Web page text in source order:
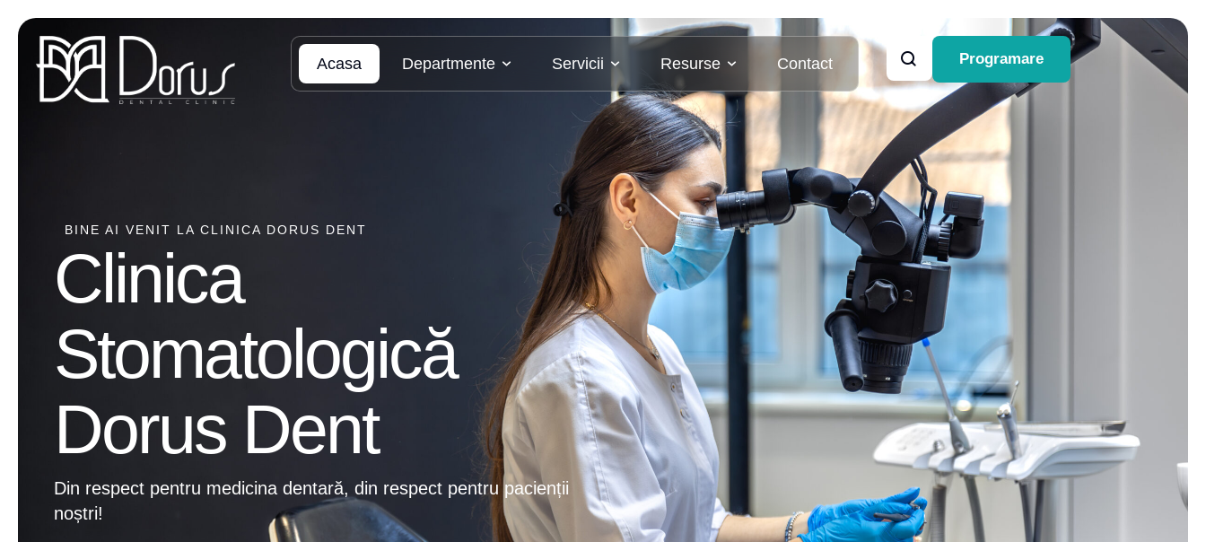
Acasa Departmente Servicii Resurse Contact Programare
BINE AI VENIT LA CLINICA DORUS DENT
Clinica
Stomatologică
Dorus Dent
Din respect pentru medicina dentară, din respect pentru pacienții
noștri!